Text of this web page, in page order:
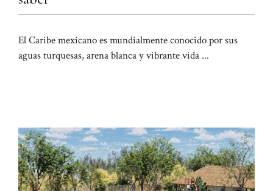
El Caribe mexicano es mundialmente conocido por sus
aguas turquesas, arena blanca y vibrante vida ...